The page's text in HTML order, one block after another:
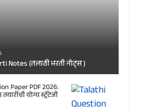
Notes (तलाठी भरती नोट्स )
Paper PDF 2026:
योग्य स्ट्रॅटेजी